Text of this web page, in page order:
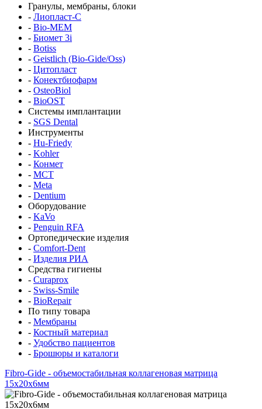
Гранулы, мембраны, блоки
- Лиопласт-С
- Bio-MEM
- Биомет 3i
- Botiss
- Geistlich (Bio-Gide/Oss)
- Цитопласт
- Конектбиофарм
- OsteoBiol
- BioOST
Системы имплантации
- SGS Dental
Инструменты
- Hu-Friedy
- Kohler
- Конмет
- MCT
- Meta
- Dentium
Оборудование
- KaVo
- Penguin RFA
Ортопедические изделия
- Comfort-Dent
- Изделия РИА
Средства гигиены
- Curaprox
- Swiss-Smile
- BioRepair
По типу товара
- Мембраны
- Костный материал
- Удобство пациентов
- Брошюры и каталоги
Fibro-Gide - объемостабильная коллагеновая матрица
15x20x6мм